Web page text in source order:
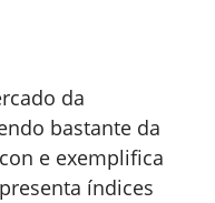
da
bastante da
e exemplifica
índices